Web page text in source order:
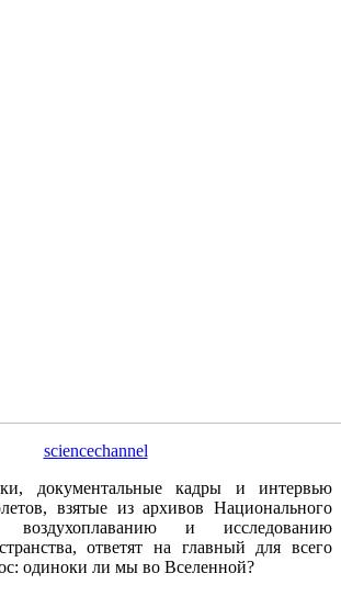
sciencechannel
документальные кадры и интервью
взятые из архивов Национального
и исследованию
ответят на главный для всего
одиноки ли мы во Вселенной?